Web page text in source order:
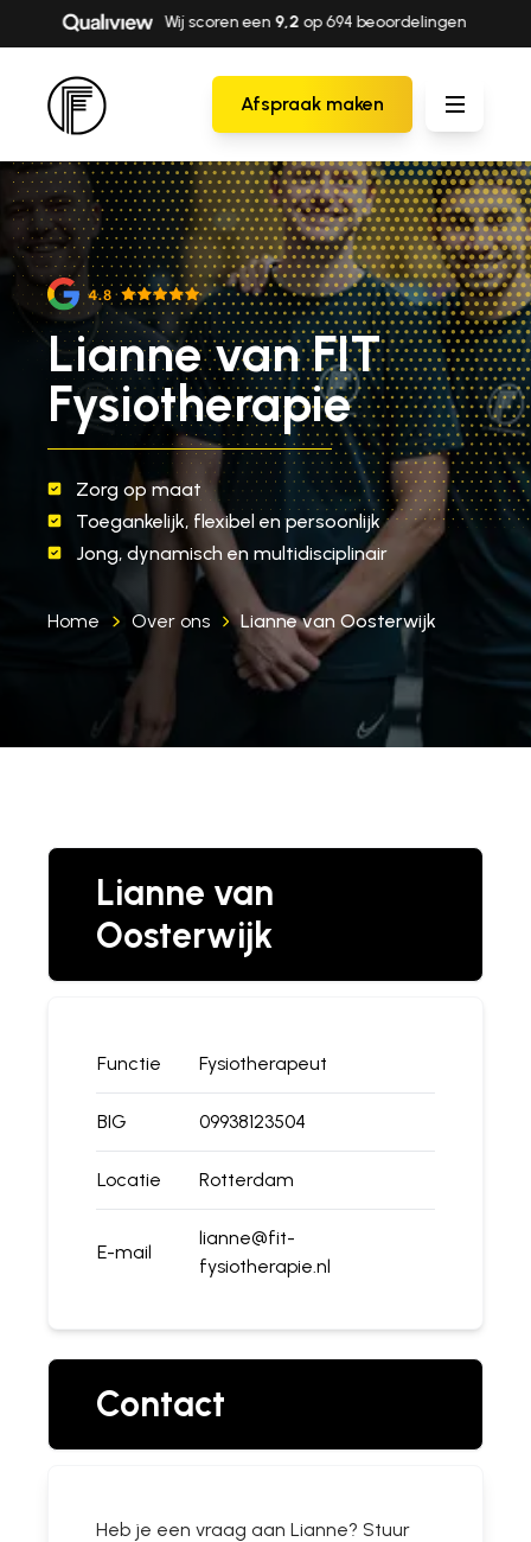
Persoonlijke aandacht & maatwerk
Afspraak maken
Lianne van FIT
Fysiotherapie
Zorg op maat
Toegankelijk, flexibel en persoonlijk
Jong, dynamisch en multidisciplinair
Home Over ons Lianne van Oosterwijk
Lianne van
Oosterwijk
Functie Fysiotherapeut
BIG 09938123504
Locatie Rotterdam
E-mail
lianne@fit-
fysiotherapie.nl
Contact
Heb je een vraag aan Lianne? Stuur